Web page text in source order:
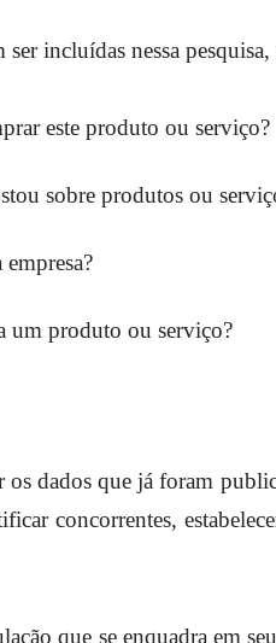
incluídas nessa
este produto ou serviço?
sobre produtos ou
um produto ou serviço?
os dados que já foram
concorrentes,
que se enquadra em seu